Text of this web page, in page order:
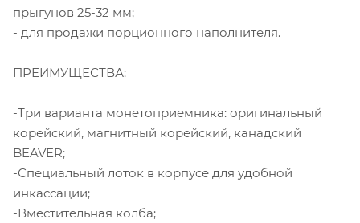
прыгунов 25-32 мм;
- для продажи порционного наполнителя.
ПРЕИМУЩЕСТВА:
-Три варианта монетоприемника: оригинальный
корейский, магнитный корейский, канадский
BEAVER;
-Специальный лоток в корпусе для удобной
инкассации;
-Вместительная колба;